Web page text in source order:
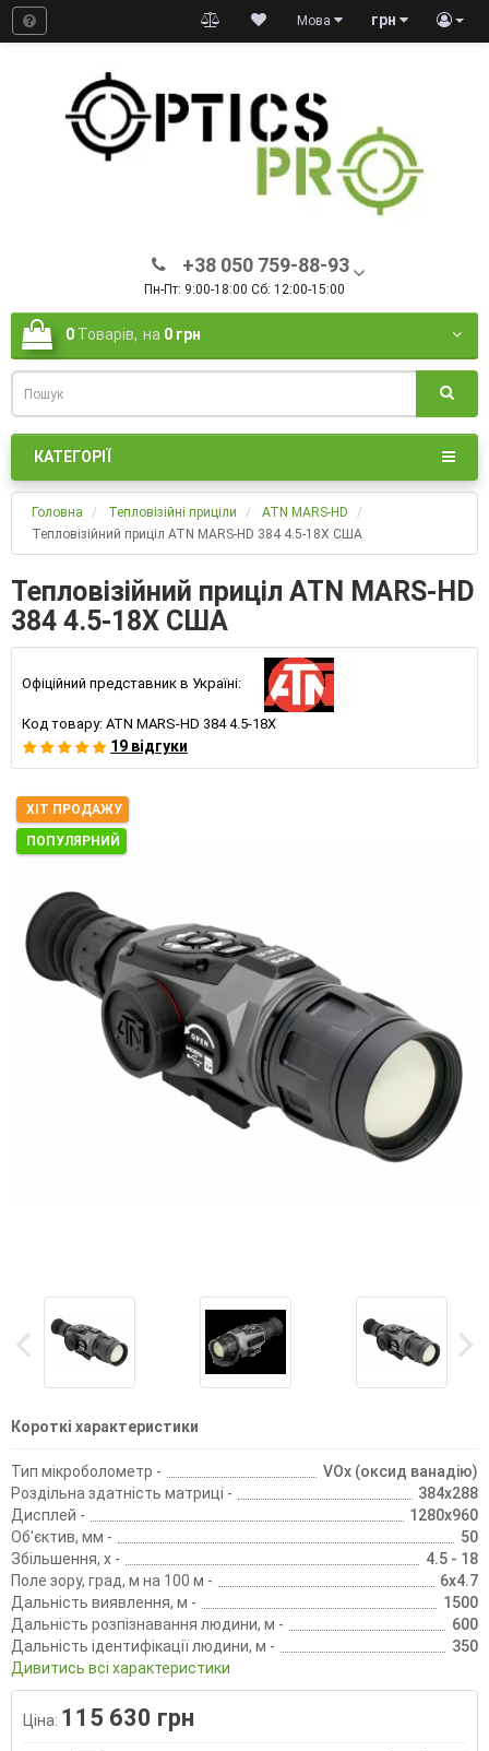
грн
Мова
+38 050 759-88-93
Пн-Пт: 9:00-18:00 Сб: 12:00-15:00
0 Товарів, на 0 грн
КАТЕГОРІЇ
Головна Тепловізійні приціли
ATN MARS-HD
Тепловізійний приціл ATN MARS-HD 384 4.5-18X США
Тепловізійний приціл ATN MARS-HD
384 4.5-18X США
Офіційний представник в Україні:
Код товару: ATN MARS-HD 384 4.5-18X
19 відгуки
ХІТ ПРОДАЖУ
ПОПУЛЯРНИЙ
Короткі характеристики
Тип мікроболометр -
VOx (оксид ванадію)
Роздільна здатність матриці -
384х288
Дисплей -
1280x960
Об'єктив, мм -
50
Збільшення, х -
4.5 - 18
Поле зору, град, м на 100 м -
6x4.7
Дальність виявлення, м -
1500
Дальність розпізнавання людини, м -
600
Дальність ідентифікації людини, м -
350
Дивитись всі характеристики
Ціна: 115 630 грн